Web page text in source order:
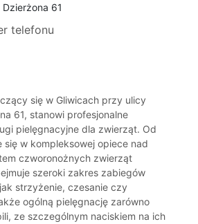
61
telefonu
się w Gliwicach przy ulicy
61, stanowi profesjonalne
pielęgnacyjne dla zwierząt. Od
się w kompleksowej opiece nad
czworonożnych zwierząt
szeroki zakres zabiegów
strzyżenie, czesanie czy
ogólną pielęgnację zarówno
ze szczególnym naciskiem na ich